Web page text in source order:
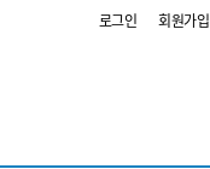
로그인 회원가입